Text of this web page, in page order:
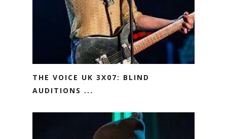
THE VOICE UK 3X07: BLIND
AUDITIONS ...